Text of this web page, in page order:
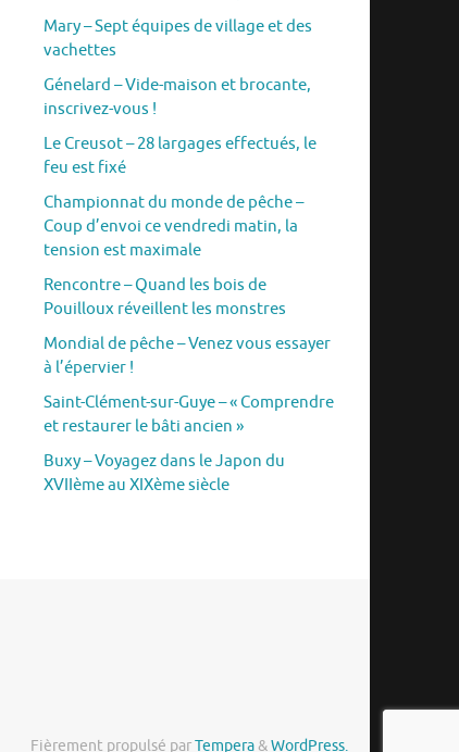
Mary – Sept équipes de village et des
vachettes
Génelard – Vide-maison et brocante,
inscrivez-vous !
Le Creusot – 28 largages effectués, le
feu est fixé
Championnat du monde de pêche –
Coup d’envoi ce vendredi matin, la
tension est maximale
Rencontre – Quand les bois de
Pouilloux réveillent les monstres
Mondial de pêche – Venez vous essayer
à l’épervier !
Saint-Clément-sur-Guye – « Comprendre
et restaurer le bâti ancien »
Buxy – Voyagez dans le Japon du
XVIIème au XIXème siècle
Fièrement propulsé parTempera&WordPress.